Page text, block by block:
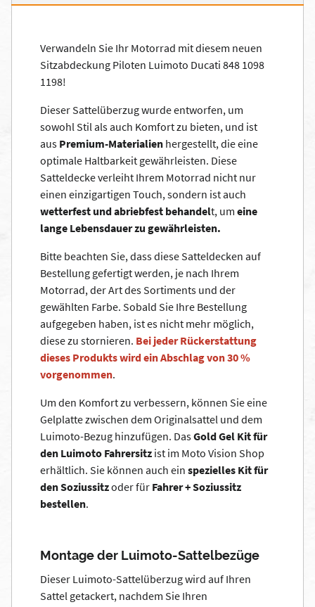
Verwandeln Sie Ihr Motorrad mit diesem neuen
Sitzabdeckung Piloten Luimoto Ducati 848 1098
1198!
Dieser Sattelüberzug wurde entworfen, um
sowohl Stil als auch Komfort zu bieten, und ist
aus Premium-Materialien hergestellt, die eine
optimale Haltbarkeit gewährleisten. Diese
Satteldecke verleiht Ihrem Motorrad nicht nur
einen einzigartigen Touch, sondern ist auch
wetterfest und abriebfest behandelt, um eine
lange Lebensdauer zu gewährleisten.
Bitte beachten Sie, dass diese Satteldecken auf
Bestellung gefertigt werden, je nach Ihrem
Motorrad, der Art des Sortiments und der
gewählten Farbe. Sobald Sie Ihre Bestellung
aufgegeben haben, ist es nicht mehr möglich,
diese zu stornieren. Bei jeder Rückerstattung
dieses Produkts wird ein Abschlag von 30 %
vorgenommen.
Um den Komfort zu verbessern, können Sie eine
Gelplatte zwischen dem Originalsattel und dem
Luimoto-Bezug hinzufügen. DasGold Gel Kit für
den Luimoto Fahrersitz ist im Moto Vision Shop
erhältlich. Sie können auch ein spezielles Kit für
den Soziussitzoder für Fahrer + Soziussitz
bestellen.
Montage der Luimoto-Sattelbezüge
Dieser Luimoto-Sattelüberzug wird auf Ihren
Sattel getackert, nachdem Sie Ihren